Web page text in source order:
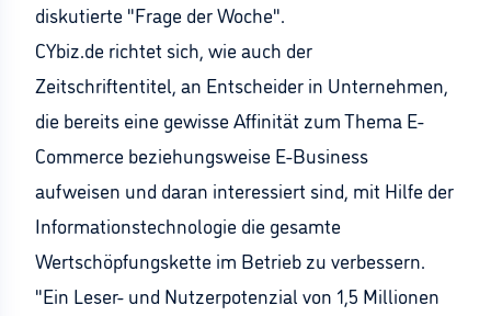
diskutierte "Frage der Woche".
CYbiz.de richtet sich, wie auch der
Zeitschriftentitel, an Entscheider in Unternehmen,
die bereits eine gewisse Affinität zum Thema E-
Commerce beziehungsweise E-Business
aufweisen und daran interessiert sind, mit Hilfe der
Informationstechnologie die gesamte
Wertschöpfungskette im Betrieb zu verbessern.
"Ein Leser- und Nutzerpotenzial von 1,5 Millionen